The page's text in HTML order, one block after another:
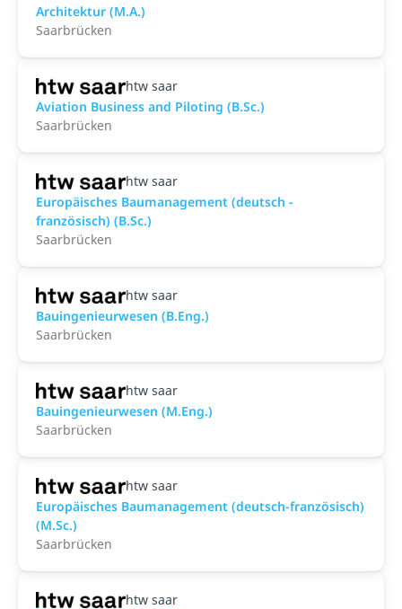
Architektur (M.A.)
Saarbrücken
htw saar
Aviation Business and Piloting (B.Sc.)
Saarbrücken
htw saar
Europäisches Baumanagement (deutsch -
französisch) (B.Sc.)
Saarbrücken
htw saar
Bauingenieurwesen (B.Eng.)
Saarbrücken
htw saar
Bauingenieurwesen (M.Eng.)
Saarbrücken
htw saar
Europäisches Baumanagement (deutsch-französisch)
(M.Sc.)
Saarbrücken
htw saar